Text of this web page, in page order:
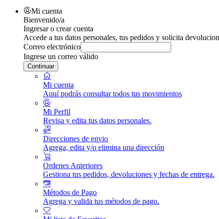
Mi cuenta
Bienvenido/a
Ingresar o crear cuenta
Accede a tus datos personales, tus pedidos y solicita
Correo electrónico
Ingrese un correo válido
Continuar
Mi cuenta
Aquí podrás consultar todos tus movimientos
Mi Perfil
Revisa y edita tus datos personales.
Direcciones de envio
Agrega, edita y/o elimina una dirección
Ordenes Anteriores
Gestiona tus pedidos, devoluciones y fechas de entrega.
Métodos de Pago
Agrega y valida tus métodos de pago.